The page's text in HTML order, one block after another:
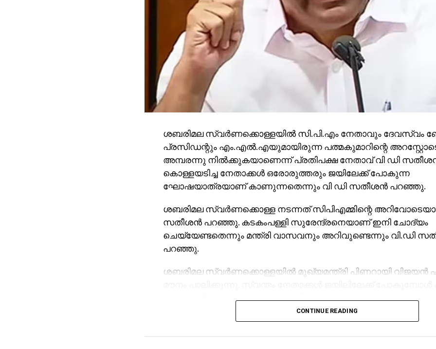
ശബരിമല സ്വര്‍ണക്കൊള്ളയില്‍ സി.പി.എം നേതാവും ദേവസ്വം
പ്രസിഡന്റും എം.എല്‍.എയുമായിരുന്ന പത്മകുമാറിന്റെ
അമ്പരന്നു നില്‍ക്കുകയാണെന്ന് പ്രതിപക്ഷ നേതാവ് വി ഡി
കൊള്ളയടിച്ച നേതാക്കള്‍ ഒരോരുത്തരും ജയിലേക്ക് പോകുന്ന
ഘോഷയാത്രയാണ് കാണുന്നതെന്നും വി ഡി സതീശന്‍ പറഞ്ഞു.
ശബരിമല സ്വര്‍ണക്കൊള്ള നടന്നത് സിപിഎമ്മിന്റെ
സതീശന്‍ പറഞ്ഞു. കടകംപള്ളി സുരേന്ദ്രനെയാണ് ഇനി ചോദ്യം
ചെയ്യേണ്ടതെന്നും മന്ത്രി വാസവനും അറിവുണ്ടെന്നും വി.ഡി
പറഞ്ഞു.
ശബരിമല സ്വര്‍ണക്കൊള്ളയില്‍ മുഖ്യമന്ത്രി പിണറായി
സതീശന്‍ പരിഹസിച്ചു. എന്തുകൊണ്ട് ദേവസ്വം ബോര്‍ഡ്
നല്‍കിയില്ലെന്നും പോറ്റി കുടുങ്ങിയാല്‍ പലരും കുടുങ്ങും എന്ന്
അറിയാമായിരുന്നുവെന്നും അദ്ദേഹം കൂട്ടിച്ചേര്‍ത്തു.
CONTINUE READING